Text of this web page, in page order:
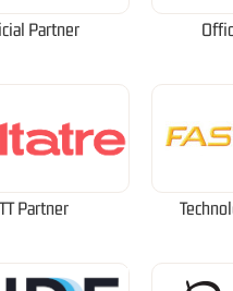
Partner
Partner